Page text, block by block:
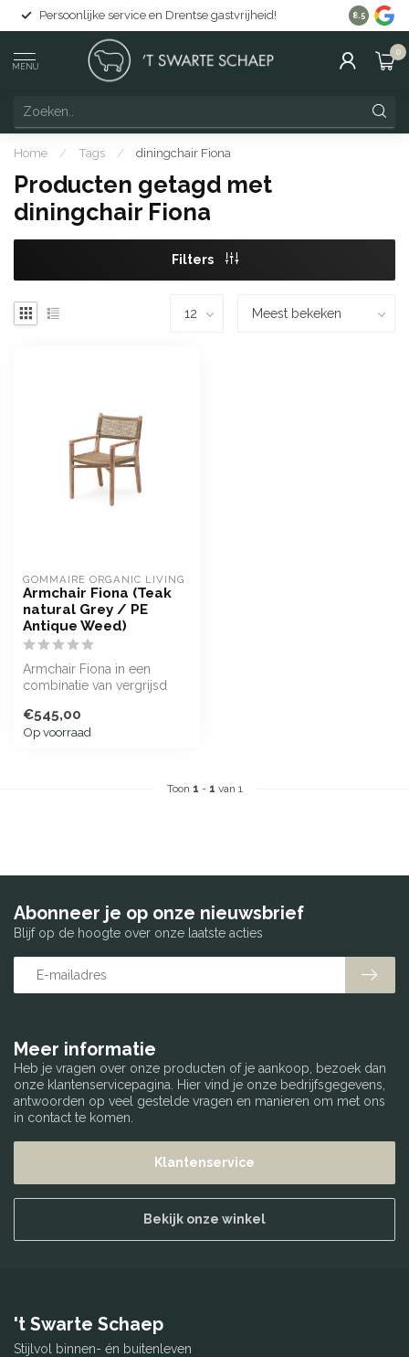
Persoonlijke service en Drentse gastvrijheid! Gratis
8.5
MENU
0
Home / Tags / diningchair Fiona
Producten getagd met
diningchair Fiona
Filters
GOMMAIRE ORGANIC LIVING
Armchair Fiona (Teak
natural Grey / PE
Antique Weed)
Armchair Fiona in een
combinatie van vergrijsd
Antique Wee...
€545,00
Op voorraad
Toon 1 - 1 van 1
Meer informatie
Heb je vragen over onze producten of je aankoop, bezoek dan
onze klantenservicepagina. Hier vind je onze bedrijfsgegevens,
antwoorden op veel gestelde vragen en manieren om met ons
in contact te komen.
Klantenservice
Bekijk onze winkel
Abonneer je op onze nieuwsbrief
Blijf op de hoogte over onze laatste acties
't Swarte Schaep
Stijlvol binnen- én buitenleven